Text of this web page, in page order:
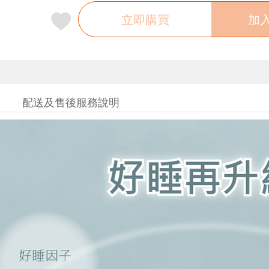
立即購買 加
配送及售後服務說明